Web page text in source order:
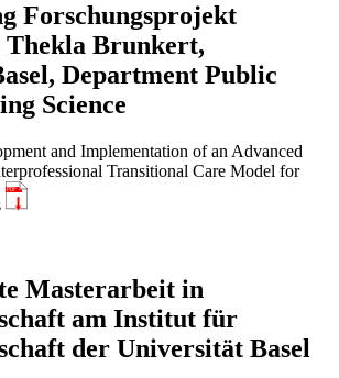
Forschungsprojekt
Thekla Brunkert,
Department Public
Science
and Implementation of an Advanced
Transitional Care Model for
PDF
Masterarbeit in
am Institut für
der Universität Basel